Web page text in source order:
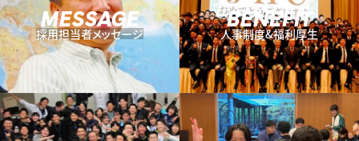
MESSAGE
採用担当者メッセージ
BENEFIT
人事制度&福利厚生